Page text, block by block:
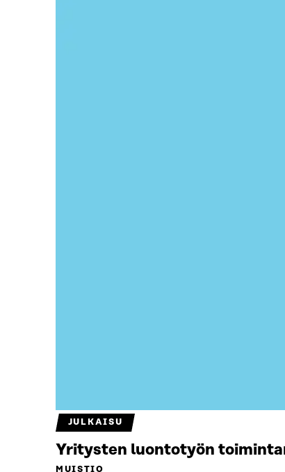
JULKAISU
Yritysten luontotyön
MUISTIO